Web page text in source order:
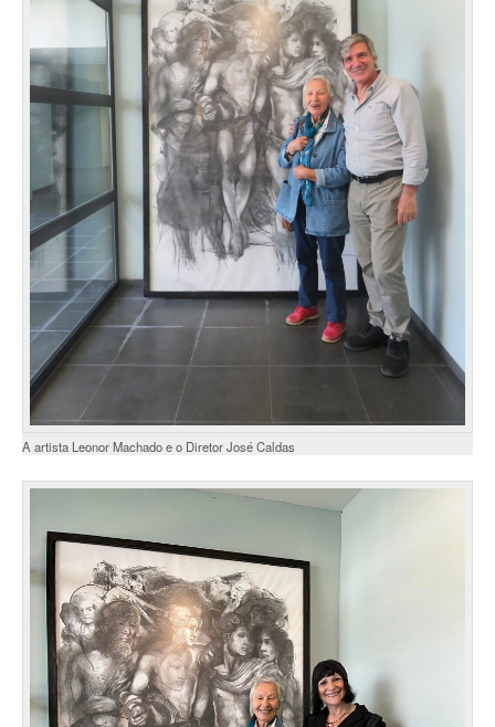
A artista Leonor Machado e o Diretor José Caldas